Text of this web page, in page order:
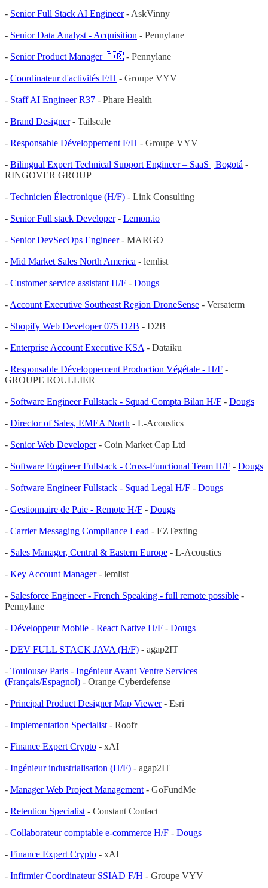
- Senior Full Stack AI Engineer- AskVinny
- Senior Data Analyst - Acquisition - Pennylane
- Senior Product Manager 🇫🇷 - Pennylane
- Coordinateur d'activités F/H - Groupe VYV
- Staff AI Engineer R37 - Phare Health
- Brand Designer- Tailscale
- Responsable Développement F/H - Groupe VYV
- Bilingual Expert Technical Support Engineer – SaaS | Bogotá -
RINGOVER GROUP
- Technicien Électronique (H/F) - Link Consulting
- Senior Full stack Developer- Lemon.io
- Senior DevSecOps Engineer- MARGO
- Mid Market Sales North America - lemlist
- Customer service assistant H/F - Dougs
- Account Executive Southeast Region DroneSense - Versaterm
- Shopify Web Developer 075 D2B - D2B
- Enterprise Account Executive KSA - Dataiku
- Responsable Développement Production Végétale - H/F -
GROUPE ROULLIER
- Software Engineer Fullstack - Squad Compta Bilan H/F - Dougs
- Director of Sales, EMEA North - L-Acoustics
- Senior Web Developer- Coin Market Cap Ltd
- Software Engineer Fullstack - Cross-Functional Team H/F - Dougs
- Software Engineer Fullstack - Squad Legal H/F - Dougs
- Gestionnaire de Paie - Remote H/F - Dougs
- Carrier Messaging Compliance Lead - EZTexting
- Sales Manager, Central & Eastern Europe - L-Acoustics
- Key Account Manager- lemlist
- Salesforce Engineer - French Speaking - full remote possible -
Pennylane
- Développeur Mobile - React Native H/F - Dougs
- DEV FULL STACK JAVA (H/F) - agap2IT
- Toulouse/ Paris - Ingénieur Avant Ventre Services
(Français/Espagnol) - Orange Cyberdefense
- Principal Product Designer Map Viewer- Esri
- Implementation Specialist - Roofr
- Finance Expert Crypto - xAI
- Ingénieur industrialisation (H/F) - agap2IT
- Manager Web Project Management - GoFundMe
- Retention Specialist - Constant Contact
- Collaborateur comptable e-commerce H/F - Dougs
- Finance Expert Crypto - xAI
- Infirmier Coordinateur SSIAD F/H - Groupe VYV